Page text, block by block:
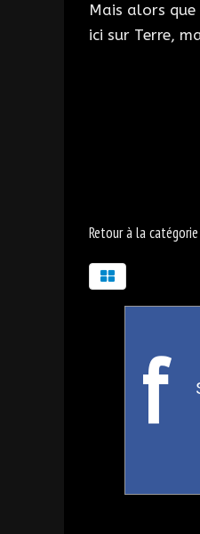
Mais alors
ici sur Terre,
Retour à la
f